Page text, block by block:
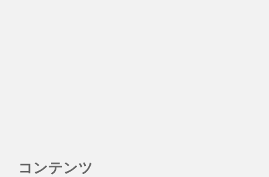
コンテンツ